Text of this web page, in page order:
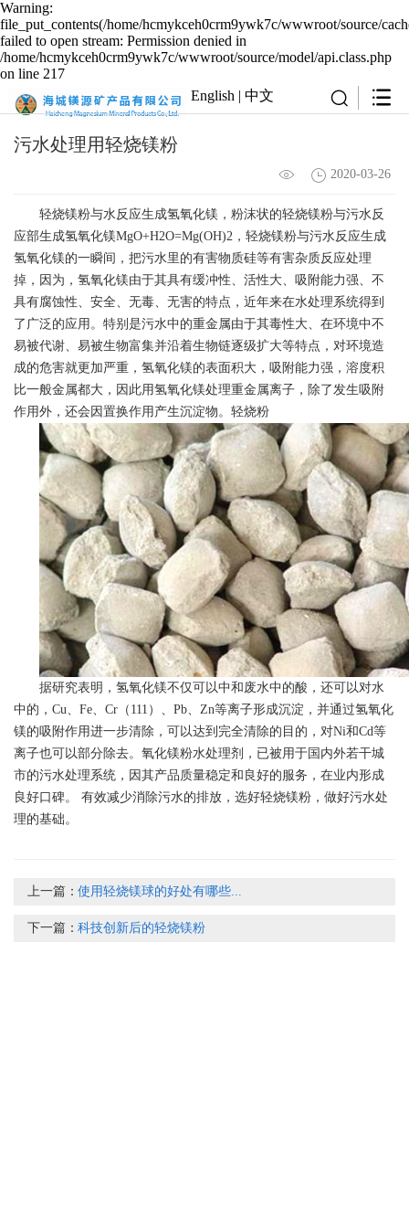
Warning:
file_put_contents(/home/hcmykceh0crm9ywk7c/wwwroot/source/
failed to open stream: Permission denied in
/home/hcmykceh0crm9ywk7c/wwwroot/source/model/api.class.php
on line 217
English |中文
污水处理用轻烧镁粉
2020-03-26
轻烧镁粉与水反应生成氢氧化镁，粉沫状的轻烧镁粉与污水反
应部生成氢氧化镁MgO+H2O=Mg(OH)2，轻烧镁粉与污水反应生成
氢氧化镁的一瞬间，把污水里的有害物质硅等有害杂质反应处理
掉，因为，氢氧化镁由于其具有缓冲性、活性大、吸附能力强、不
具有腐蚀性、安全、无毒、无害的特点，近年来在水处理系统得到
了广泛的应用。特别是污水中的重金属由于其毒性大、在环境中不
易被代谢、易被生物富集并沿着生物链逐级扩大等特点，对环境造
成的危害就更加严重，氢氧化镁的表面积大，吸附能力强，溶度积
比一般金属都大，因此用氢氧化镁处理重金属离子，除了发生吸附
作用外，还会因置换作用产生沉淀物。轻烧粉
据研究表明，氢氧化镁不仅可以中和废水中的酸，还可以对水
中的，Cu、Fe、Cr（111）、Pb、Zn等离子形成沉淀，并通过氢氧化
镁的吸附作用进一步清除，可以达到完全清除的目的，对Ni和Cd等
离子也可以部分除去。氧化镁粉水处理剂，已被用于国内外若干城
市的污水处理系统，因其产品质量稳定和良好的服务，在业内形成
良好口碑。 有效减少消除污水的排放，选好轻烧镁粉，做好污水处
理的基础。
上一篇：使用轻烧镁球的好处有哪些...
下一篇：科技创新后的轻烧镁粉